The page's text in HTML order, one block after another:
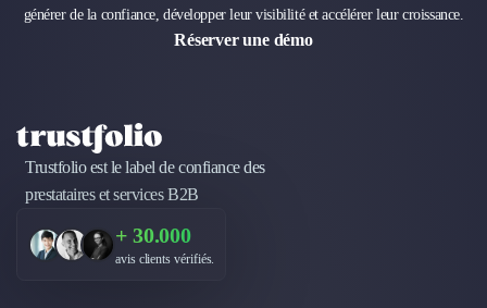
Recherche Utilisateur
Création de Site Internet
Développement d'Application Mobile
Développement E-commerce
Direction Artistique
Logiciel E-Commerce
générer de la confiance, développer leur visibilité et accélérer leur croissance.
Réserver une démo
Trustfolio est le label de confiance des
prestataires et services B2B
+ 30.000
avis clients vérifiés.